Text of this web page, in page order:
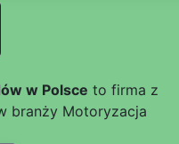
w Polsce to firma z
branży Motoryzacja